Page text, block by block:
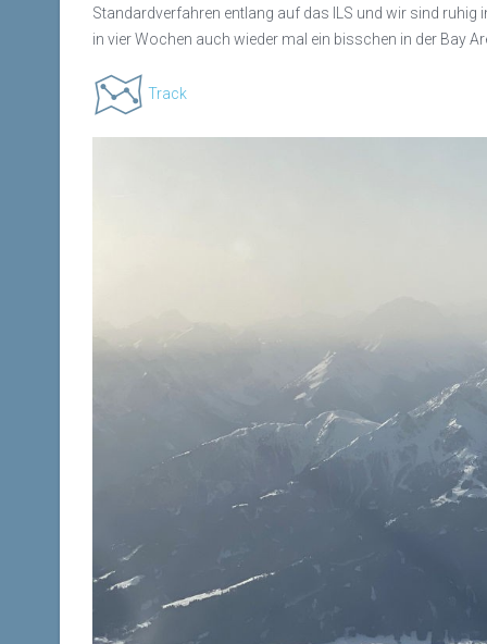
Standardverfahren entlang auf das ILS und wir sind
in vier Wochen auch wieder mal ein bisschen in der Bay
Track